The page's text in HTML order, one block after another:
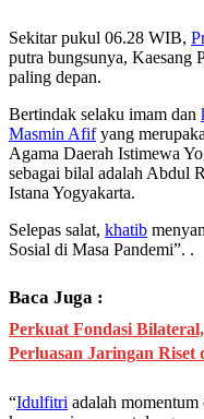
Sekitar pukul 06.28 WIB,
putra bungsunya, Kaesang
paling depan.
Bertindak selaku imam dan
Masmin Afifyang
Agama Daerah Istimewa
sebagai bilal adalah Abdul
Istana Yogyakarta.
Selepas salat, khatib
Sosial di Masa Pandemi”. .
Baca Juga :
Perkuat Fondasi
Perluasan Jaringan
“Idulfitri adalah